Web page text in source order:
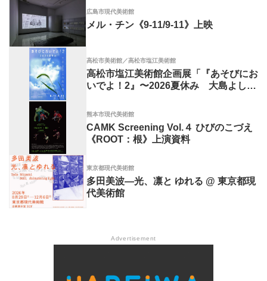
広島市現代美術館
メル・チン《9-11/9-11》上映
高松市美術館／高松市塩江美術館
高松市塩江美術館企画展「『あそびにお
いでよ！2』〜2026夏休み 大島よしふ
熊本市現代美術館
CAMK Screening Vol.４ ひびのこづえ
《ROOT：根》上演資料
東京都現代美術館
多田美波―光、凛と ゆれる @ 東京都現
代美術館
Advertisement